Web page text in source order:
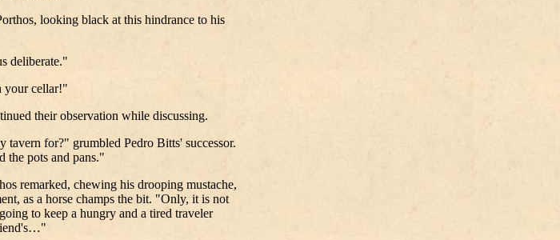
looking black at this hindrance to his
deliberate."
your cellar!"
their observation while discussing.
tavern for?" grumbled Pedro Bitts' successor.
the pots and pans."
remarked, chewing his drooping mustache,
as a horse champs the bit. "Only, it is not
to keep a hungry and a tired traveler